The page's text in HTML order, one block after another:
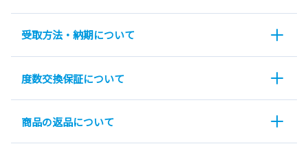
受取方法・納期について
度数交換保証について
商品の返品について